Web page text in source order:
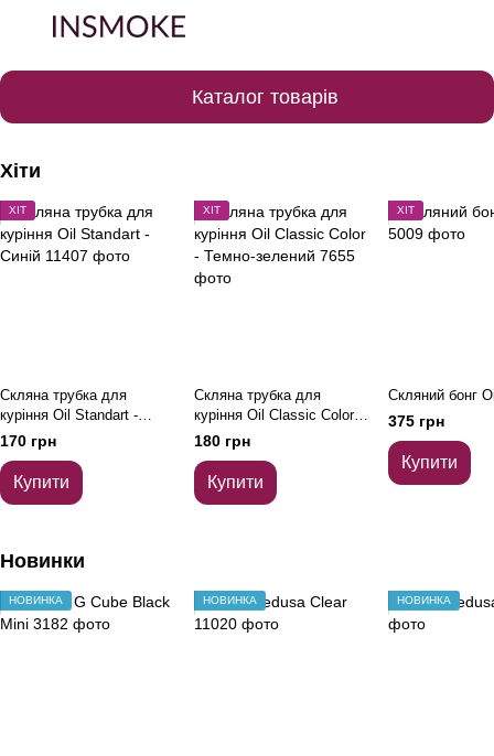
Каталог товарів
Хіти
ХІТ
Скляна трубка для
куріння Oil Standart -
Синій
170 грн
Купити
ХІТ
Скляна трубка для
куріння Oil Classic Color -
Темно-зелений
180 грн
Купити
ХІТ
Скляний бонг
375 грн
Купити
Новинки
НОВИНКА НОВИНКА НОВИНКА